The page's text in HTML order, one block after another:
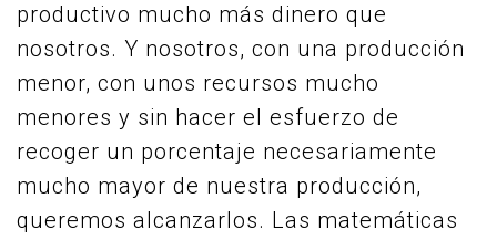
productivo mucho más dinero que
nosotros. Y nosotros, con una producción
menor, con unos recursos mucho
menores y sin hacer el esfuerzo de
recoger un porcentaje necesariamente
mucho mayor de nuestra producción,
queremos alcanzarlos. Las matemáticas